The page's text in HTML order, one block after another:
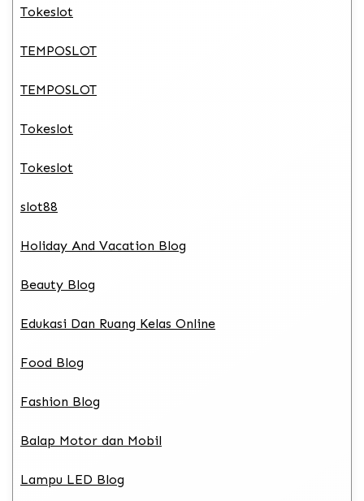
Tokeslot
TEMPOSLOT
TEMPOSLOT
Tokeslot
Tokeslot
slot88
Holiday And Vacation Blog
Beauty Blog
Edukasi Dan Ruang Kelas Online
Food Blog
Fashion Blog
Balap Motor dan Mobil
Lampu LED Blog